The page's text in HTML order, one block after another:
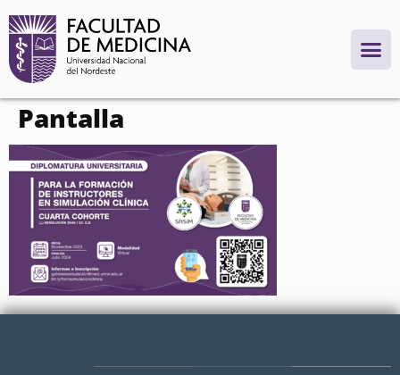
contenido
Pantalla